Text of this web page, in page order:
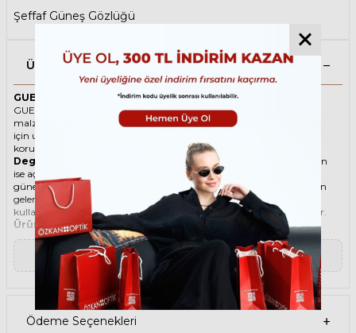
Şeffaf Güneş Gözlüğü
Ürün Açıklaması
GUESS 7623 26G 57 Şeffaf Kadın Güneş Gözlüğü
GUESS ikonik Köşeli Asetat güneş gözlüğü, tarzı ve kaliteli
malzemesi ile göz alıcı bir aksesuar. Hem erkekler hem de kadınlar
için uygun olan bu güneş gözlüğü, güneşin zararlı ışınlarından
korunmanızı sağlarken, stilinizi de yansıtır.
Degradeli güneş gözlüğü
, camın üst kısmının koyu, alt kısmının
ise açık renkli olduğu bir güneş gözlüğü türüdür. Bu sayede, hem
güneş ışınlarının yüzünüze çarpmasını engeller hem de alt kısımdan
gelen ışığı daha net görmenizi sağlar. Degradeli güneş gözlüğü
kullanmak, hem görüş kalitenizi artırır hem de göz sağlığınızı korur.
Ürün Faydaları
• GUESS 7623 26G 57 Şeffaf Kadın güneş gözlüğü, yüksek kaliteli
Asetat çerçeveye ve Organik lense sahiptir. Bu malzemeler, güneş
gözlüğünüzün uzun ömürlü, dayanıklı ve konforlu olmasını sağlar.
• GUESS 7623 26G 57 Kadın Şeffaf güneş gözlüğü, %100 UV koruması
sunar. Bu sayede, gözlerinizi güneşin zararlı ışınlarından korur ve
göz sağlığınızı korur. Yeşil cam rengi, ışığı dengeli bir şekilde filtreler
ve her ortamda rahat bir görüş sağlar.
Paket İçeriği
▼ Devamını Oku
Ödeme Seçenekleri